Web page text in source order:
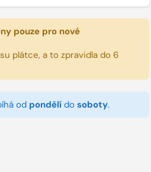
pouze pro nové
plátce, a to zpravidla do 6
od pondělído soboty.